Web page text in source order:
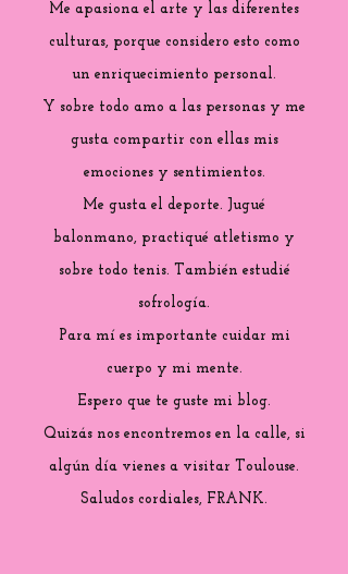
Me apasiona el arte y las diferentes
culturas, porque considero esto como
un enriquecimiento personal.
Y sobre todo amo a las personas y me
gusta compartir con ellas mis
emociones y sentimientos.
Me gusta el deporte. Jugué
balonmano, practiqué atletismo y
sobre todo tenis. También estudié
sofrología.
Para mí es importante cuidar mi
cuerpo y mi mente.
Espero que te guste mi blog.
Quizás nos encontremos en la calle, si
algún día vienes a visitar Toulouse.
Saludos cordiales, FRANK.